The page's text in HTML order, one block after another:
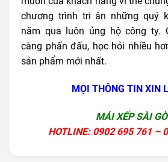
chương trình tri ân những quý
năm qua luôn ủng hộ công ty.
càng phấn đấu, học hỏi nhiều
sản phẩm mới nhất.
MỌI THÔNG TIN XIN
MÁI XẾP SÀI
HOTLINE: 0902 695 761 –